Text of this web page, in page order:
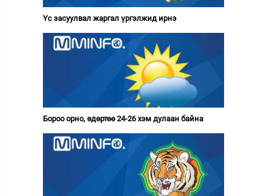
Үс засуулвал жаргал үргэлжид ирнэ
Бороо орно, өдөртөө 24-26 хэм дулаан байна